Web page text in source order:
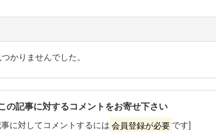
かりませんでした。
の記事に対するコメントをお寄せ下さい
に対してコメントするには 会員登録が必要 です]